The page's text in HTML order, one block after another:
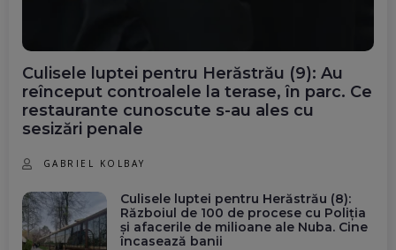
Culisele luptei pentru Herăstrău (9): Au
reînceput controalele la terase, în parc. Ce
restaurante cunoscute s-au ales cu
sesizări penale
GABRIEL KOLBAY
Culisele luptei pentru Herăstrău (8):
Războiul de 100 de procese cu Poliția
și afacerile de milioane ale Nuba. Cine
încasează banii